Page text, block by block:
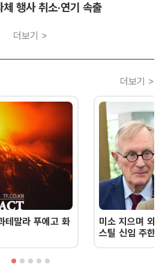
행사 취소·연기 속출
더보기 >
더보기 >
테말라 푸에고 화
미소 지으며 외
스틸 신임 주한